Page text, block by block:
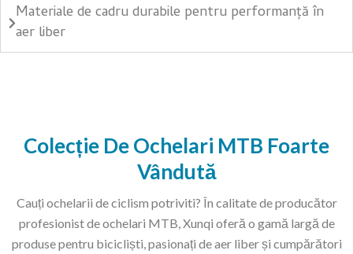
Materiale de cadru durabile pentru performanță în
aer liber
Colecție De Ochelari MTB Foarte
Vândută
Cauți ochelarii de ciclism potriviti? În calitate de producător
profesionist de ochelari MTB, Xunqi oferă o gamă largă de
produse pentru bicicliști, pasionați de aer liber și cumpărători